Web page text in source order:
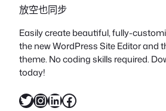
放空也同步
Easily create beautiful, fully-
the new WordPress Site Editor and
theme. No coding skills required.
today!
X InstagramLinkedIn Facebook